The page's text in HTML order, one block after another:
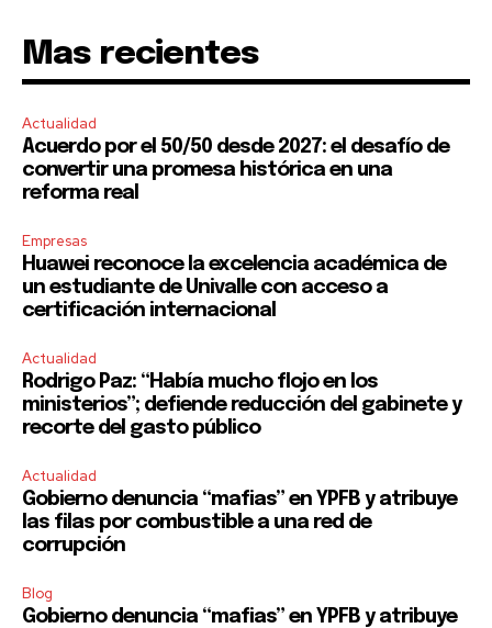
Mas recientes
Actualidad
Acuerdo por el 50/50 desde 2027: el desafío de
convertir una promesa histórica en una
reforma real
Empresas
Huawei reconoce la excelencia académica de
un estudiante de Univalle con acceso a
certificación internacional
Actualidad
Rodrigo Paz: “Había mucho flojo en los
ministerios”; defiende reducción del gabinete y
recorte del gasto público
Actualidad
Gobierno denuncia “mafias” en YPFB y atribuye
las filas por combustible a una red de
corrupción
Blog
Gobierno denuncia “mafias” en YPFB y atribuye